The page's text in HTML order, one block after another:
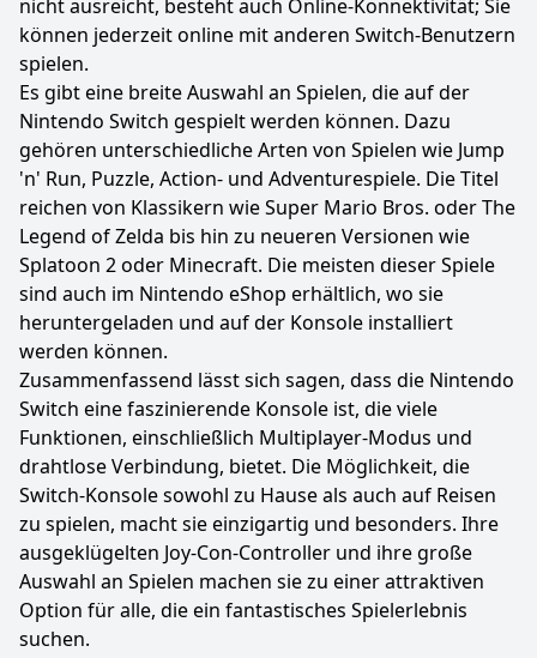
nicht ausreicht, besteht auch Online-Konnektivität; Sie
können jederzeit online mit anderen Switch-Benutzern
spielen.
Es gibt eine breite Auswahl an Spielen, die auf der
Nintendo Switch gespielt werden können. Dazu
gehören unterschiedliche Arten von Spielen wie Jump
'n' Run, Puzzle, Action- und Adventurespiele. Die Titel
reichen von Klassikern wie Super Mario Bros. oder The
Legend of Zelda bis hin zu neueren Versionen wie
Splatoon 2 oder Minecraft. Die meisten dieser Spiele
sind auch im Nintendo eShop erhältlich, wo sie
heruntergeladen und auf der Konsole installiert
werden können.
Zusammenfassend lässt sich sagen, dass die Nintendo
Switch eine faszinierende Konsole ist, die viele
Funktionen, einschließlich Multiplayer-Modus und
drahtlose Verbindung, bietet. Die Möglichkeit, die
Switch-Konsole sowohl zu Hause als auch auf Reisen
zu spielen, macht sie einzigartig und besonders. Ihre
ausgeklügelten Joy-Con-Controller und ihre große
Auswahl an Spielen machen sie zu einer attraktiven
Option für alle, die ein fantastisches Spielerlebnis
suchen.